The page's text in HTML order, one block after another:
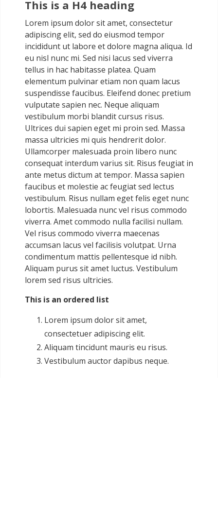
This is a H4 heading
Lorem ipsum dolor sit amet, consectetur
adipiscing elit, sed do eiusmod tempor
incididunt ut labore et dolore magna aliqua. Id
eu nisl nunc mi. Sed nisi lacus sed viverra
tellus in hac habitasse platea. Quam
elementum pulvinar etiam non quam lacus
suspendisse faucibus. Eleifend donec pretium
vulputate sapien nec. Neque aliquam
vestibulum morbi blandit cursus risus.
Ultrices dui sapien eget mi proin sed. Massa
massa ultricies mi quis hendrerit dolor.
Ullamcorper malesuada proin libero nunc
consequat interdum varius sit. Risus feugiat in
ante metus dictum at tempor. Massa sapien
faucibus et molestie ac feugiat sed lectus
vestibulum. Risus nullam eget felis eget nunc
lobortis. Malesuada nunc vel risus commodo
viverra. Amet commodo nulla facilisi nullam.
Vel risus commodo viverra maecenas
accumsan lacus vel facilisis volutpat. Urna
condimentum mattis pellentesque id nibh.
Aliquam purus sit amet luctus. Vestibulum
lorem sed risus ultricies.
This is an ordered list
Lorem ipsum dolor sit amet,
consectetuer adipiscing elit.
Aliquam tincidunt mauris eu risus.
Vestibulum auctor dapibus neque.